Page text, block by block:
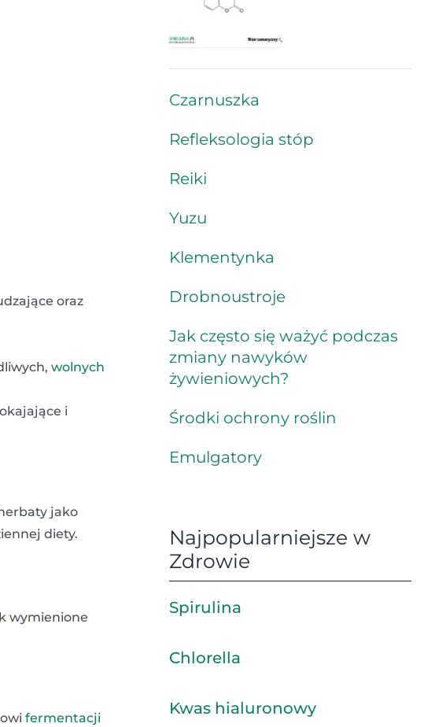
oraz
wolnych
i
jako
diety.
wymienione
fermentacji
Czarnuszka
Refleksologia stóp
Reiki
Yuzu
Klementynka
Drobnoustroje
Jak często się ważyć podczas
zmiany nawyków
żywieniowych?
Środki ochrony roślin
Emulgatory
Najpopularniejsze w
Zdrowie
Spirulina
Chlorella
Kwas hialuronowy